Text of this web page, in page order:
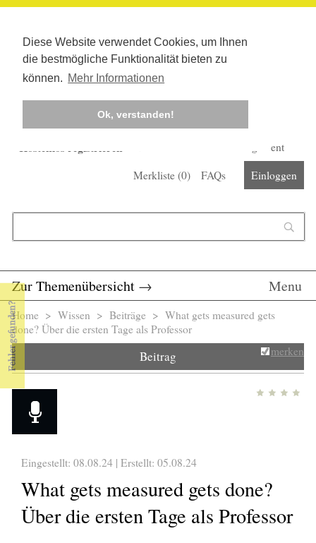
Diese Website verwendet Cookies, um Ihnen
die bestmögliche Funktionalität bieten zu
können. Mehr Informationen
Ok, verstanden!
Kostenlos registrieren
Corona-Management
Merkliste (0) FAQs Einloggen
Zur Themenübersicht → Menu
Sie sind hier
Home > Wissen > Beiträge > What gets measured gets
done? Über die ersten Tage als Professor
Beitrag merken
Eingestellt: 08.08.24 | Erstellt: 05.08.24
What gets measured gets done?
Über die ersten Tage als Professor